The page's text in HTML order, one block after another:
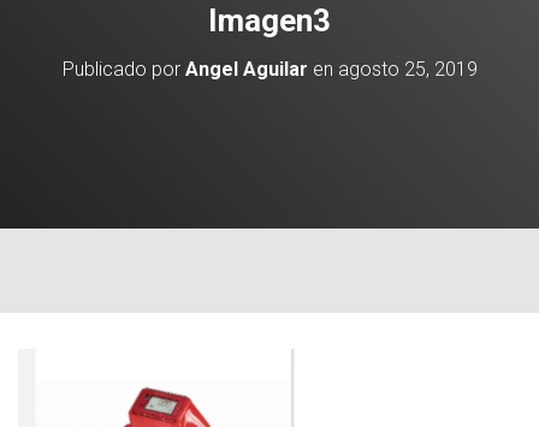
Imagen3
Publicado por Angel Aguilar en agosto 25, 2019